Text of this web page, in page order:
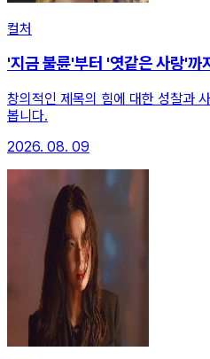
컬처
'지금 불륜'부터 '엿같은 사랑'까
창의적인 제목의 힘에 대한 성찰과
봅니다.
2026. 08. 09